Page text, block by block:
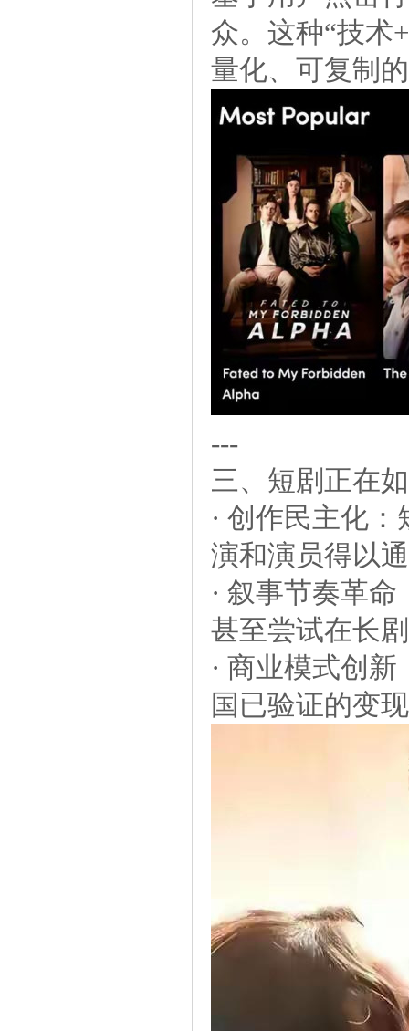
众。这种“技术
量化、可复制
---
三、短剧正在
·创作民主化：
演和演员得以
·叙事节奏革命
甚至尝试在长
·商业模式创新
国已验证的变